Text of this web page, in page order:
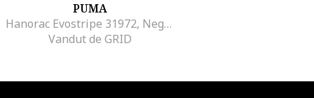
PUMA
Hanorac Evostripe 31972, Negru
Vandut de GRID